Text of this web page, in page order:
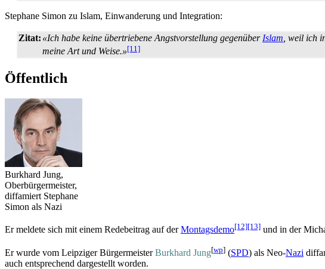
Stephane Simon zu Islam, Einwanderung und Integration:
Zitat: «Ich habe keine übertriebene Angstvorstellung gegenüberIslam, weil ich
meine Art und Weise.»[11]
Öffentlich
Burkhard Jung,
Ober­bürgermeister,
diffamiert Stephane
Simon als Nazi
Er meldete sich mit einem Redebeitrag auf derMontagsdemo[12][13] und in der
Er wurde vom Leipziger BürgermeisterBurkhard Jung[wp] (SPD) als Neo-Nazi
auch entsprechend dargestellt worden.